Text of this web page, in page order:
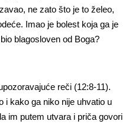
ne zato što je to želeo,
Imao je bolest koja ga je
blagosloven od Boga?
reči (12:8-11).
i kako ga niko nije uhvatio u
im putem utvara i priča govori